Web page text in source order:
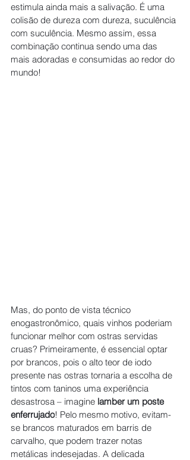
estimula ainda mais a salivação. É uma
colisão de dureza com dureza, suculência
com suculência. Mesmo assim, essa
combinação continua sendo uma das
mais adoradas e consumidas ao redor do
mundo!
Mas, do ponto de vista técnico
enogastronômico, quais vinhos poderiam
funcionar melhor com ostras servidas
cruas? Primeiramente, é essencial optar
por brancos, pois o alto teor de iodo
presente nas ostras tornaria a escolha de
tintos com taninos uma experiência
desastrosa – imagine lamber um poste
enferrujado! Pelo mesmo motivo, evitam-
se brancos maturados em barris de
carvalho, que podem trazer notas
metálicas indesejadas. A delicada